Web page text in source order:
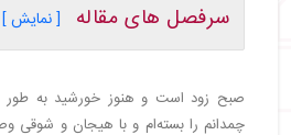
سرفصل های مقاله
[ نمایش ]
・پرواز از تهران به دبی
・ پرواز از ژوهانسبورگ به کیپ تاون
صبح زود است و هنوز خورشید به طور
چمدانم را بسته‌ام و با هیجان و شوقی